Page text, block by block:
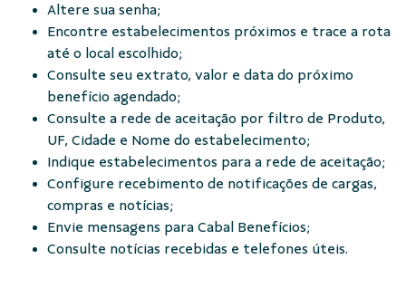
Altere sua senha;
Encontre estabelecimentos próximos e trace a rota
até o local escolhido;
Consulte seu extrato, valor e data do próximo
benefício agendado;
Consulte a rede de aceitação por filtro de Produto,
UF, Cidade e Nome do estabelecimento;
Indique estabelecimentos para a rede de aceitação;
Configure recebimento de notificações de cargas,
compras e notícias;
Envie mensagens para Cabal Benefícios;
Consulte notícias recebidas e telefones úteis.